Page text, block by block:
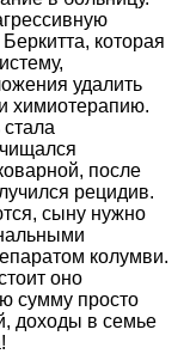
которая
удалить
химиотерапию.
после
рецидив.
сыну нужно
колумви.
оно
сумму просто
доходы в семье